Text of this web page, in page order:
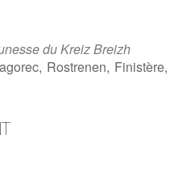
du Kreiz Breizh
Rostrenen, Finistère,